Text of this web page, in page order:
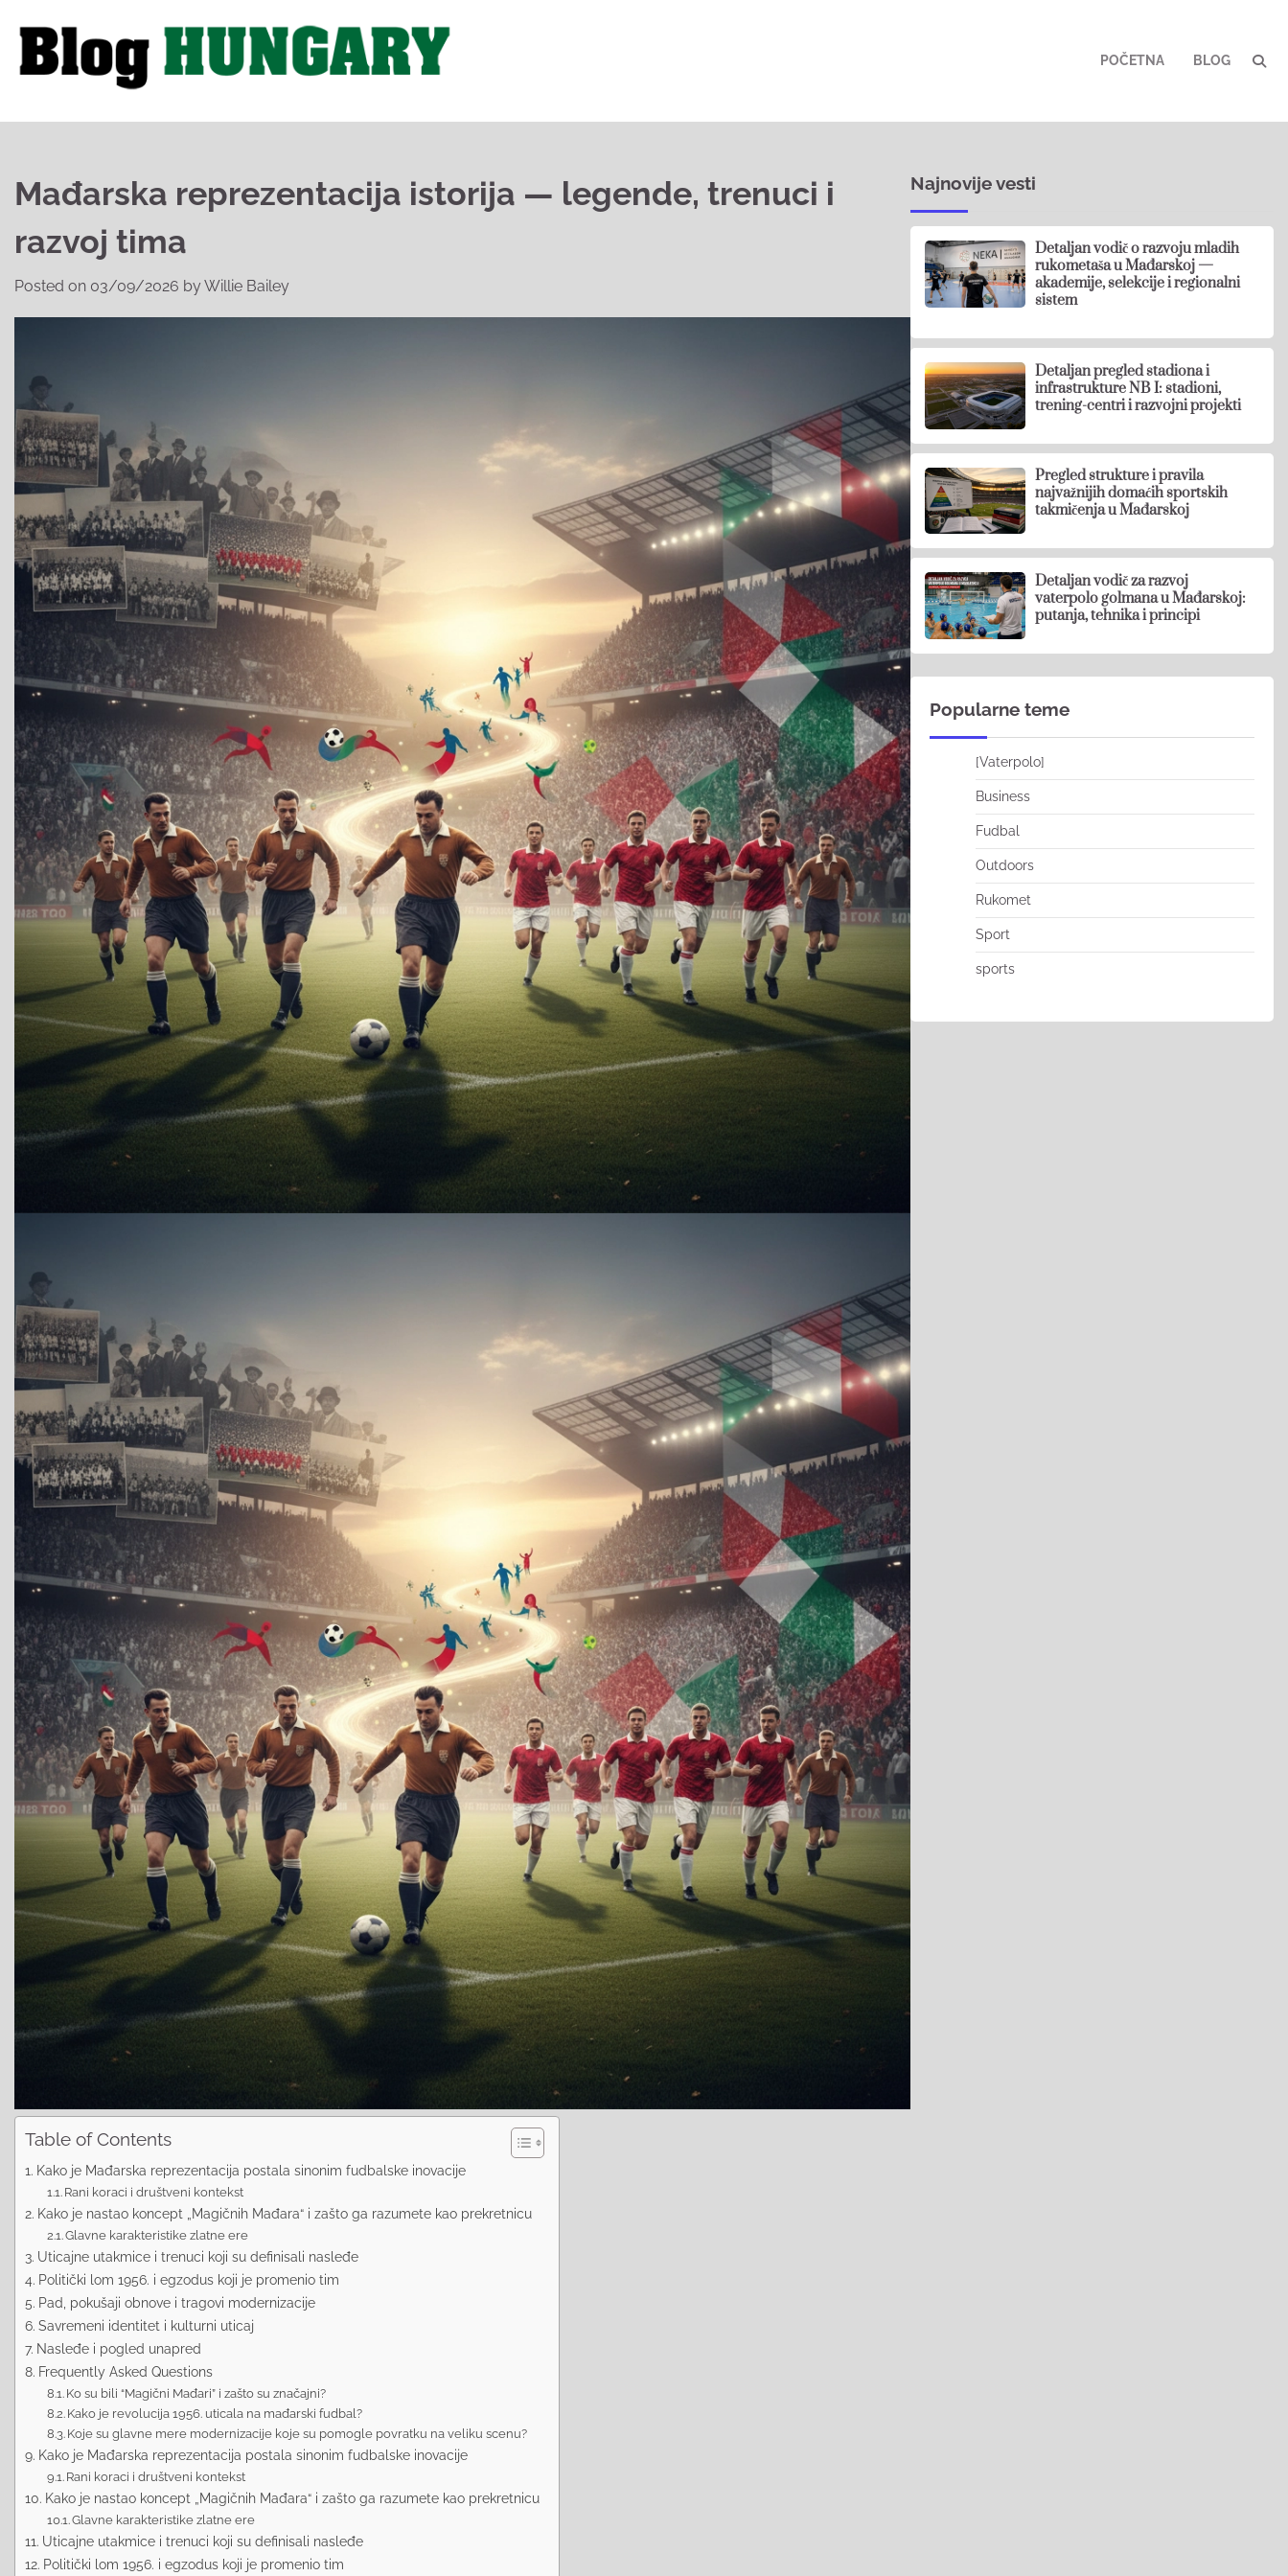
content
POČETNA BLOG
Mađarska reprezentacija istorija — legende, trenuci i
razvoj tima
Posted on 03/09/2026 byWillie Bailey
Table of Contents
Kako je Mađarska reprezentacija postala sinonim fudbalske inovacije
Rani koraci i društveni kontekst
Kako je nastao koncept „Magičnih Mađara“ i zašto ga razumete kao prekretnicu
Glavne karakteristike zlatne ere
Uticajne utakmice i trenuci koji su definisali nasleđe
Politički lom 1956. i egzodus koji je promenio tim
Pad, pokušaji obnove i tragovi modernizacije
Savremeni identitet i kulturni uticaj
Nasleđe i pogled unapred
Frequently Asked Questions
Ko su bili “Magični Mađari” i zašto su značajni?
Kako je revolucija 1956. uticala na mađarski fudbal?
Koje su glavne mere modernizacije koje su pomogle povratku na veliku scenu?
Kako je Mađarska reprezentacija postala sinonim fudbalske inovacije
Rani koraci i društveni kontekst
Kako je nastao koncept „Magičnih Mađara“ i zašto ga razumete kao prekretnicu
Glavne karakteristike zlatne ere
Uticajne utakmice i trenuci koji su definisali nasleđe
Politički lom 1956. i egzodus koji je promenio tim
Najnovije vesti
Detaljan vodič o razvoju mladih
rukometaša u Mađarskoj —
akademije, selekcije i regionalni
sistem
Detaljan pregled stadiona i
infrastrukture NB I: stadioni,
trening-centri i razvojni projekti
Pregled strukture i pravila
najvažnijih domaćih sportskih
takmičenja u Mađarskoj
Detaljan vodič za razvoj
vaterpolo golmana u Mađarskoj:
putanja, tehnika i principi
Popularne teme
[Vaterpolo]
Business
Fudbal
Outdoors
Rukomet
Sport
sports